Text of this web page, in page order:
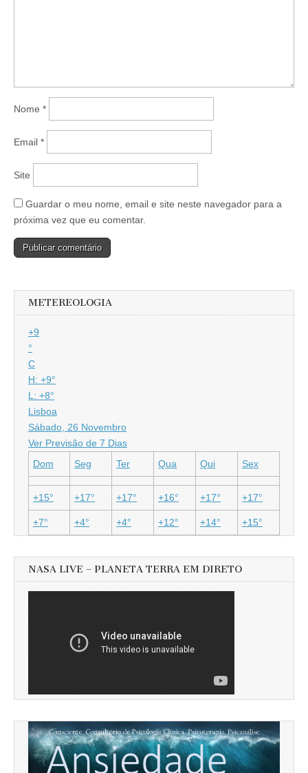
Nome *
Email *
Site
Guardar o meu nome, email e site neste navegador para a
próxima vez que eu comentar.
METEREOLOGIA
+9
°
C
H: +9°
L: +8°
Lisboa
Sábado, 26 Novembro
Ver Previsão de 7 Dias
Dom
Seg Ter Qua Qui Sex
+15° +17° +17° +16° +17° +17°
+7° +4° +4° +12° +14° +15°
NASA LIVE – PLANETA TERRA EM DIRETO